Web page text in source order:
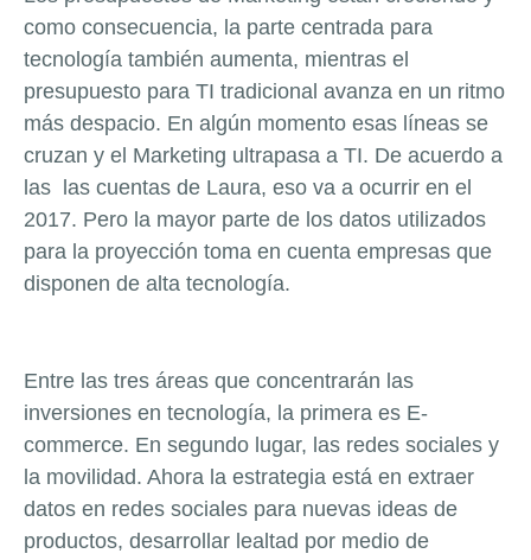
como consecuencia, la parte centrada para
tecnología también aumenta, mientras el
presupuesto para TI tradicional avanza en un ritmo
más despacio. En algún momento esas líneas se
cruzan y el Marketing ultrapasa a TI. De acuerdo a
las las cuentas de Laura, eso va a ocurrir en el
2017. Pero la mayor parte de los datos utilizados
para la proyección toma en cuenta empresas que
disponen de alta tecnología.
Entre las tres áreas que concentrarán las
inversiones en tecnología, la primera es E-
commerce. En segundo lugar, las redes sociales y
la movilidad. Ahora la estrategia está en extraer
datos en redes sociales para nuevas ideas de
productos, desarrollar lealtad por medio de